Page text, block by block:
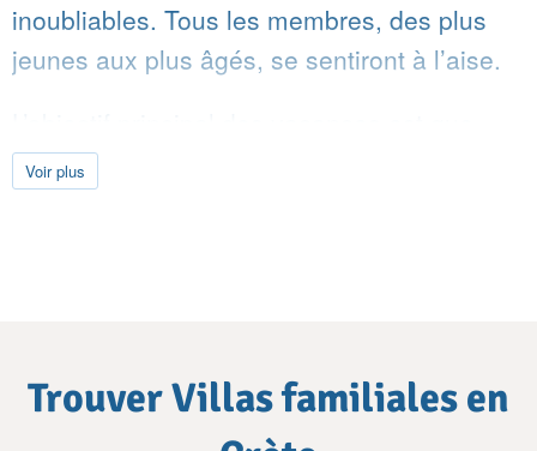
inoubliables. Tous les membres, des plus
jeunes aux plus âgés, se sentiront à l’aise.
chacun puisse s’amuser. Nos villas
familiales permettent aux parents de se
pour votre famille?
Une villa familiale est conçue pour répondre
Voir plus
Rechercher
Trouver Villas familiales en